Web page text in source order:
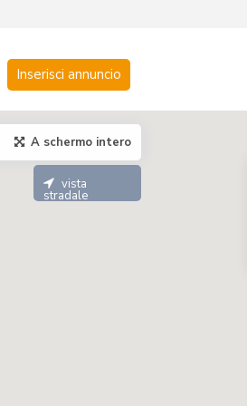
A schermo intero
vista
stradale